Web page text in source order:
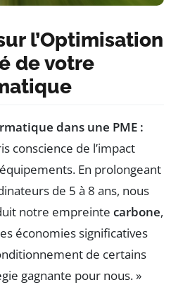
l’Optimisation
de votre
dans une PME :
conscience de l’impact
En prolongeant
de 5 à 8 ans, nous
notre empreinte carbone,
économies significatives
de certains
gagnante pour nous. »